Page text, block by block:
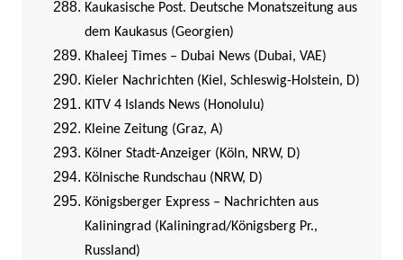
Kaukasische Post. Deutsche Monatszeitung aus
dem Kaukasus (Georgien)
Khaleej Times – Dubai News (Dubai, VAE)
Kieler Nachrichten (Kiel, Schleswig-Holstein, D)
KITV 4 Islands News (Honolulu)
Kleine Zeitung (Graz, A)
Kölner Stadt-Anzeiger (Köln, NRW, D)
Kölnische Rundschau (NRW, D)
Königsberger Express – Nachrichten aus
Kaliningrad (Kaliningrad/Königsberg Pr.,
Russland)